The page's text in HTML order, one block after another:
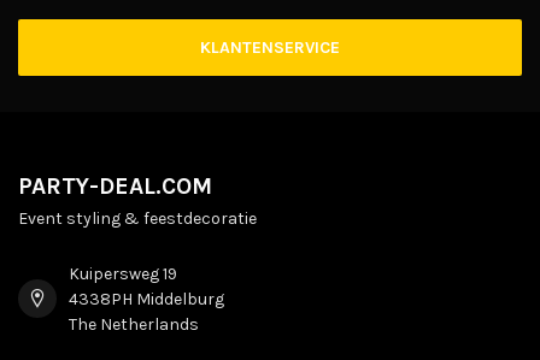
KLANTENSERVICE
PARTY-DEAL.COM
Event styling & feestdecoratie
Kuipersweg 19
4338PH Middelburg
The Netherlands